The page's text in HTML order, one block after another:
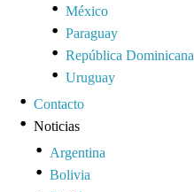
México
Paraguay
República Dominicana
Uruguay
Contacto
Noticias
Argentina
Bolivia